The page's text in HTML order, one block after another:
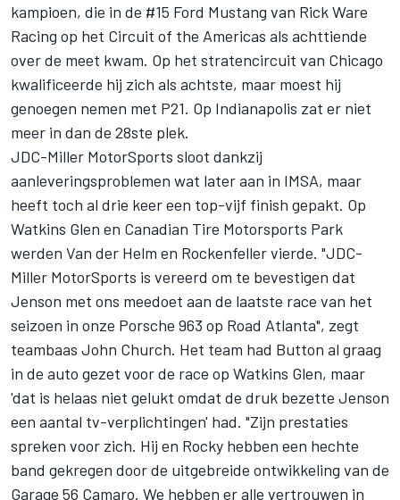
kampioen, die in de #15 Ford Mustang van Rick Ware
Racing op het Circuit of the Americas als achttiende
over de meet kwam. Op het stratencircuit van Chicago
kwalificeerde hij zich als achtste, maar moest hij
genoegen nemen met P21. Op Indianapolis zat er niet
meer in dan de 28ste plek.
JDC-Miller MotorSports sloot dankzij
aanleveringsproblemen wat later aan in IMSA, maar
heeft toch al drie keer een top-vijf finish gepakt. Op
Watkins Glen en Canadian Tire Motorsports Park
werden Van der Helm en Rockenfeller vierde. "JDC-
Miller MotorSports is vereerd om te bevestigen dat
Jenson met ons meedoet aan de laatste race van het
seizoen in onze Porsche 963 op Road Atlanta", zegt
teambaas John Church. Het team had Button al graag
in de auto gezet voor de race op Watkins Glen, maar
'dat is helaas niet gelukt omdat de druk bezette Jenson
een aantal tv-verplichtingen' had. "Zijn prestaties
spreken voor zich. Hij en Rocky hebben een hechte
band gekregen door de uitgebreide ontwikkeling van de
Garage 56 Camaro. We hebben er alle vertrouwen in